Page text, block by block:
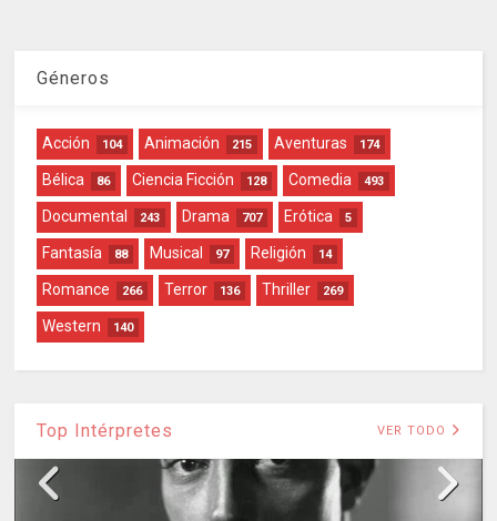
Géneros
Acción 104 Animación 215 Aventuras 174
Bélica 86 Ciencia Ficción 128 Comedia 493
Documental 243 Drama 707 Erótica 5
Fantasía 88 Musical 97 Religión 14
Romance 266 Terror 136 Thriller 269
Western 140
Top Intérpretes VER TODO